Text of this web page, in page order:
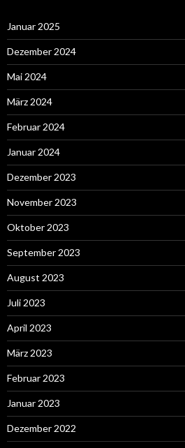
Januar 2025
Dezember 2024
Mai 2024
März 2024
Februar 2024
Januar 2024
Dezember 2023
November 2023
Oktober 2023
September 2023
August 2023
Juli 2023
April 2023
März 2023
Februar 2023
Januar 2023
Dezember 2022